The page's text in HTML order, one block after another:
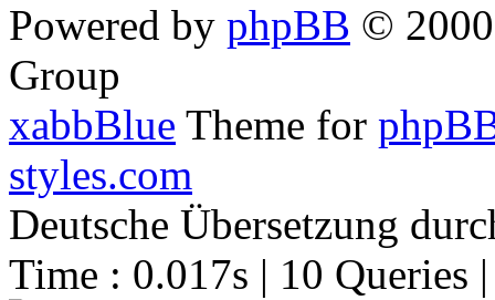
Powered by phpBB ©
Group
xabbBlue Theme for
styles.com
Deutsche Übersetzung
Time : 0.017s | 10 Queries